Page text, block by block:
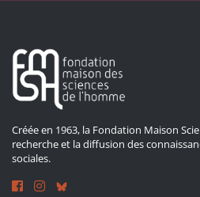
Créée en 1963, la Fondation Maison
recherche et la diffusion des
sociales.